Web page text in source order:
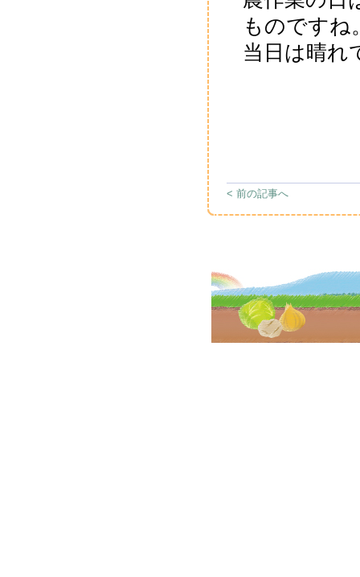
ものですね
当日は晴
< 前の記事へ